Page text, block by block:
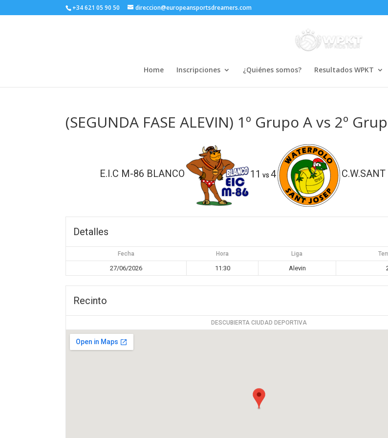
+34 621 05 90 50 direccion@europeansportsdreamers.com
Home Inscripciones ¿Quiénes somos? Resultados WPKT
(SEGUNDA FASE ALEVIN) 1º Grupo A vs 2º
E.I.C M-86 BLANCO 11 vs4
Detalles
Fecha Hora Liga
27/06/2026 11:30 Alevin
Recinto
DESCUBIERTA CIUDAD DEPORTIVA